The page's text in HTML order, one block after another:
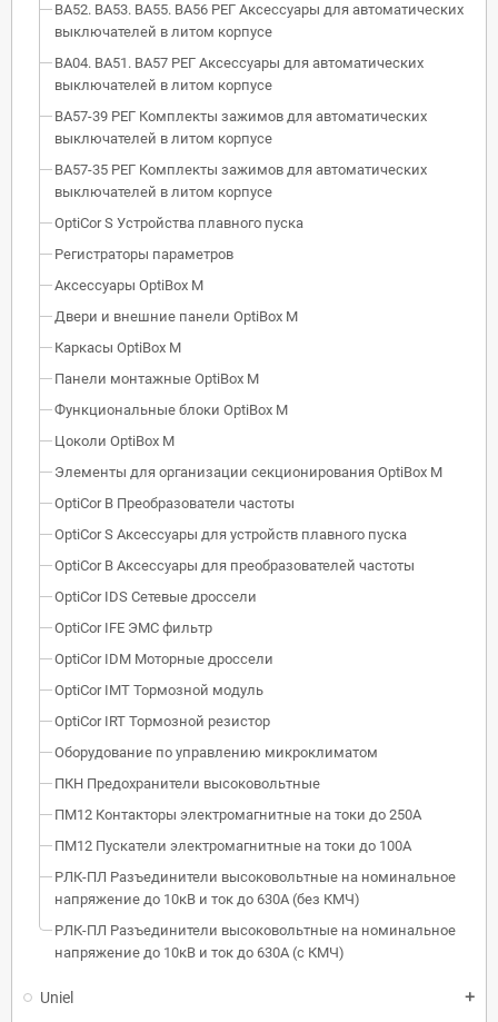
ВА52. ВА53. ВА55. ВА56 РЕГ Аксессуары для автоматических
выключателей в литом корпусе
ВА04. ВА51. ВА57 РЕГ Аксессуары для автоматических
выключателей в литом корпусе
ВА57-39 РЕГ Комплекты зажимов для автоматических
выключателей в литом корпусе
ВА57-35 РЕГ Комплекты зажимов для автоматических
выключателей в литом корпусе
OptiCor S Устройства плавного пуска
Регистраторы параметров
Аксессуары OptiBox M
Двери и внешние панели OptiBox M
Каркасы OptiBox M
Панели монтажные OptiBox M
Функциональные блоки OptiBox M
Цоколи OptiBox M
Элементы для организации секционирования OptiBox M
OptiCor B Преобразователи частоты
OptiCor S Аксессуары для устройств плавного пуска
OptiCor B Аксессуары для преобразователей частоты
OptiCor IDS Сетевые дроссели
OptiCor IFE ЭМС фильтр
OptiCor IDM Моторные дроссели
OptiCor IМТ Тормозной модуль
OptiCor IRT Тормозной резистор
Оборудование по управлению микроклиматом
ПКН Предохранители высоковольтные
ПМ12 Контакторы электромагнитные на токи до 250А
ПМ12 Пускатели электромагнитные на токи до 100А
РЛК-ПЛ Разъединители высоковольтные на номинальное
напряжение до 10кВ и ток до 630А (без КМЧ)
РЛК-ПЛ Разъединители высоковольтные на номинальное
напряжение до 10кВ и ток до 630А (с КМЧ)
Uniel